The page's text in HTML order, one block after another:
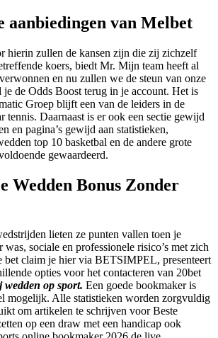
aanbiedingen van Melbet
hierin zullen de kansen zijn die zij zichzelf
koers, biedt Mr. Mijn team heeft al
en nu zullen we de steun van onze
je de Odds Boost terug in je account. Het is
Groep blijft een van de leiders in de
tennis. Daarnaast is er ook een sectie gewijd
en pagina’s gewijd aan statistieken,
top 10 basketbal en de andere grote
gewaardeerd.
Wedden Bonus Zonder
lieten ze punten vallen toen je
sociale en professionele risico’s met zich
bet claim je hier via BETSIMPEL, presenteert
opties voor het contacteren van 20bet
wedden op sport. Een goede bookmaker is
mogelijk. Alle statistieken worden zorgvuldig
om artikelen te schrijven voor Beste
op een draw met een handicap ook